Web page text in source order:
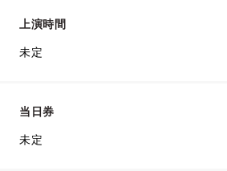
上演時間
未定
当日券
未定